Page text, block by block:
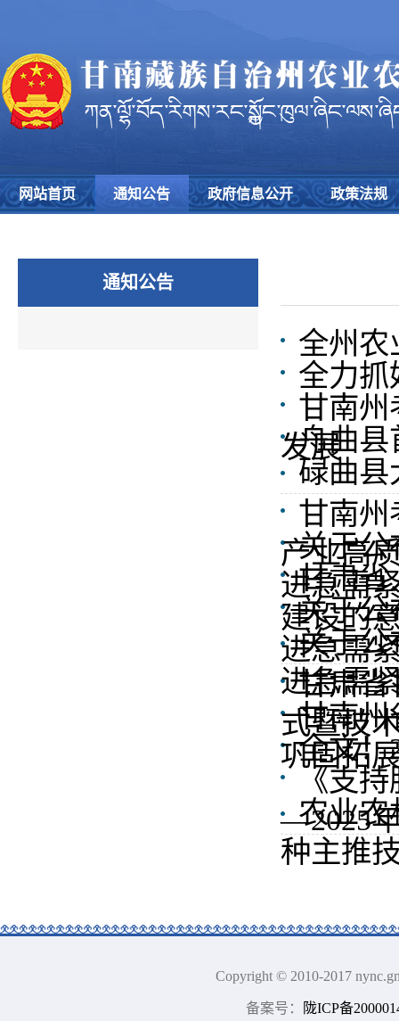
网站首页 通知公告 政府信息公开 政策法规
通知公告
全州农
全力抓
甘南州
发展
舟曲县
碌曲县
甘南州
产业高
关于公
进急需
甘肃省
建设的
关于公
进急需
关于公
进急需
甘肃省
式暨技
甘南
巩固拓
全文！
《支
—2025
农业农
种主推
Copyright © 2010-2017
备案号： 陇ICP备